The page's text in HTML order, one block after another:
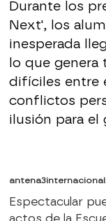
Durante los
Next', los
inesperada
lo que genera
difíciles entre
conflictos
ilusión para el
Espectacular